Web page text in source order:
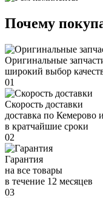
Почему
Оригинальные
широкий выбор
01
Скорость доставки
доставка по Кемерово
в кратчайшие сроки
02
Гарантия
на все товары
в течение 12 месяцев
03